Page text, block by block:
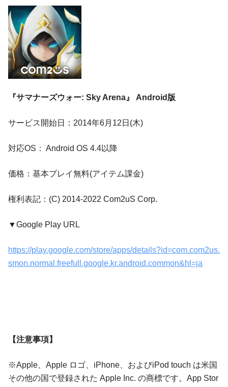
『サマナーズウォー: Sky Arena』 Android版
サービス開始日：2014年6月12日(木)
対応OS： Android OS 4.4以降
価格：基本プレイ無料(アイテム課金)
権利表記：(C) 2014-2022 Com2uS Corp.
▼Google Play URL
https://play.google.com/store/apps/details?id=com.com2us.
smon.normal.freefull.google.kr.android.common&hl=ja
【注意事項】
※Apple、Apple ロゴ、iPhone、およびiPod touch は米国
その他の国で登録された Apple Inc. の商標です。App Stor